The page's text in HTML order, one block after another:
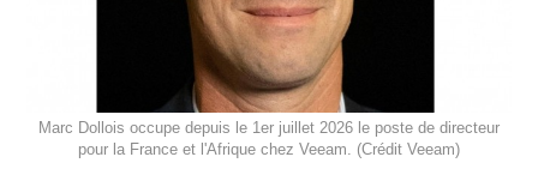
Marc Dollois occupe depuis le 1er juillet 2026 le poste de directeur
pour la France et l'Afrique chez Veeam. (Crédit Veeam)